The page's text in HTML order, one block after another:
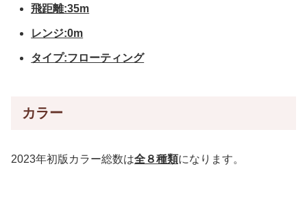
飛距離:35m
レンジ:0m
タイプ:フローティング
カラー
2023年初版カラー総数は全８種類になります。